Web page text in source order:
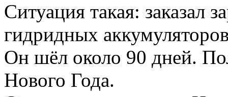
Ситуация такая: заказал
гидридных
Он шёл около 90 дней.
Нового Года.